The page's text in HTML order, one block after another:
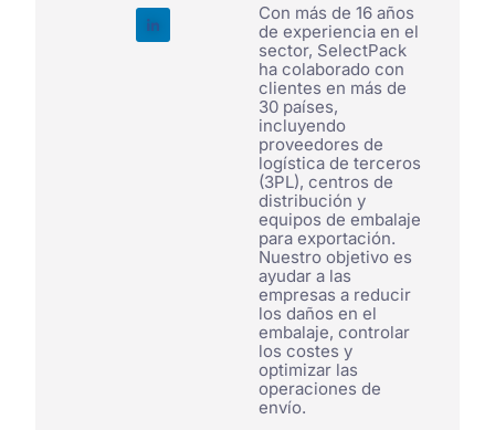
Con más de 16 años
de experiencia en el
sector, SelectPack
ha colaborado con
clientes en más de
30 países,
incluyendo
proveedores de
logística de terceros
(3PL), centros de
distribución y
equipos de embalaje
para exportación.
Nuestro objetivo es
ayudar a las
empresas a reducir
los daños en el
embalaje, controlar
los costes y
optimizar las
operaciones de
envío.